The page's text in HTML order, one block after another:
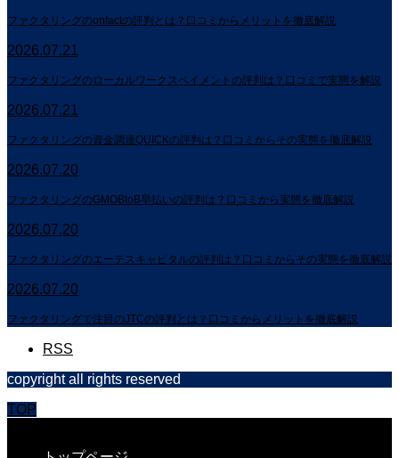
ファクタリングのonfactの評判とは？口コミからメリットを徹底解説
2026.07.21
ファクタリングのローカルワークスペイメントの評判は？口コミで実態を解説
2026.07.21
ファクタリングの資金調達QUICKの評判は？口コミからその実態を徹底解説
2026.07.20
ファクタリングのGMOBtoB早払いの評判は？口コミから実態を徹底解説
2026.07.20
ファクタリングのエーテスキャピタルの評判は？口コミからその実態を徹底解説
2026.07.20
ファクタリングで注目のJTCの評判とは？口コミからメリットを徹底解説
RSS
copyright all rights reserved
TOP